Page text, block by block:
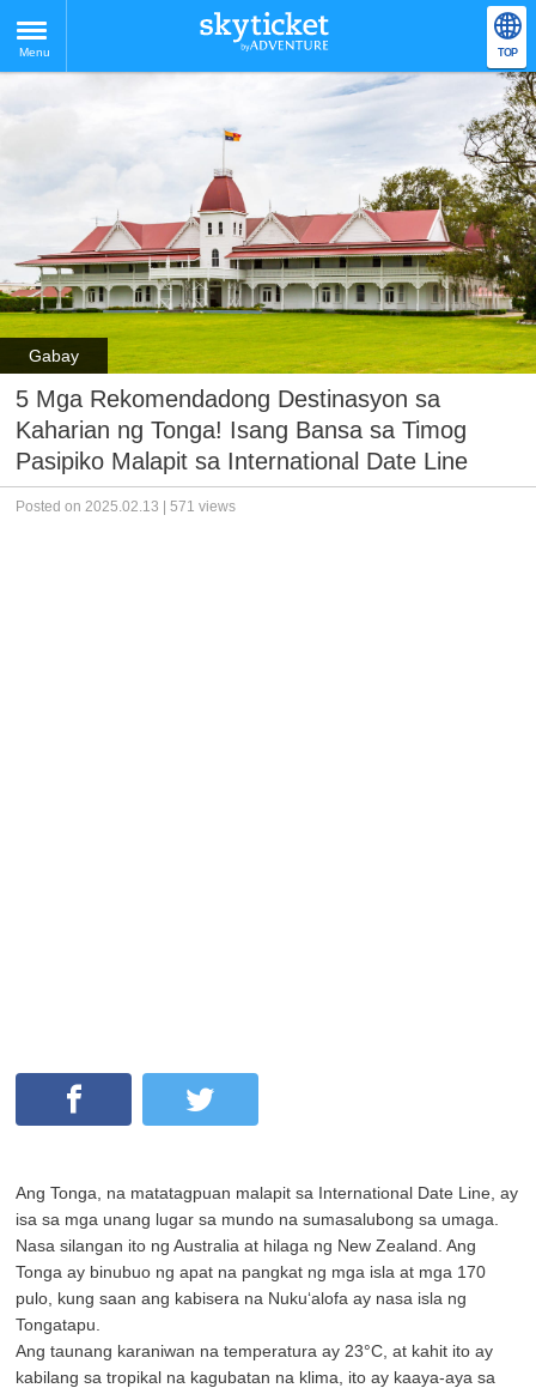
Menu TOP
Gabay
5 Mga Rekomendadong Destinasyon sa
Kaharian ng Tonga! Isang Bansa sa Timog
Pasipiko Malapit sa International Date Line
Posted on 2025.02.13 | 571 views
Ang Tonga, na matatagpuan malapit sa International Date Line, ay
isa sa mga unang lugar sa mundo na sumasalubong sa umaga.
Nasa silangan ito ng Australia at hilaga ng New Zealand. Ang
Tonga ay binubuo ng apat na pangkat ng mga isla at mga 170
pulo, kung saan ang kabisera na Nukuʻalofa ay nasa isla ng
Tongatapu.
Ang taunang karaniwan na temperatura ay 23°C, at kahit ito ay
kabilang sa tropikal na kagubatan na klima, ito ay kaaya-aya sa